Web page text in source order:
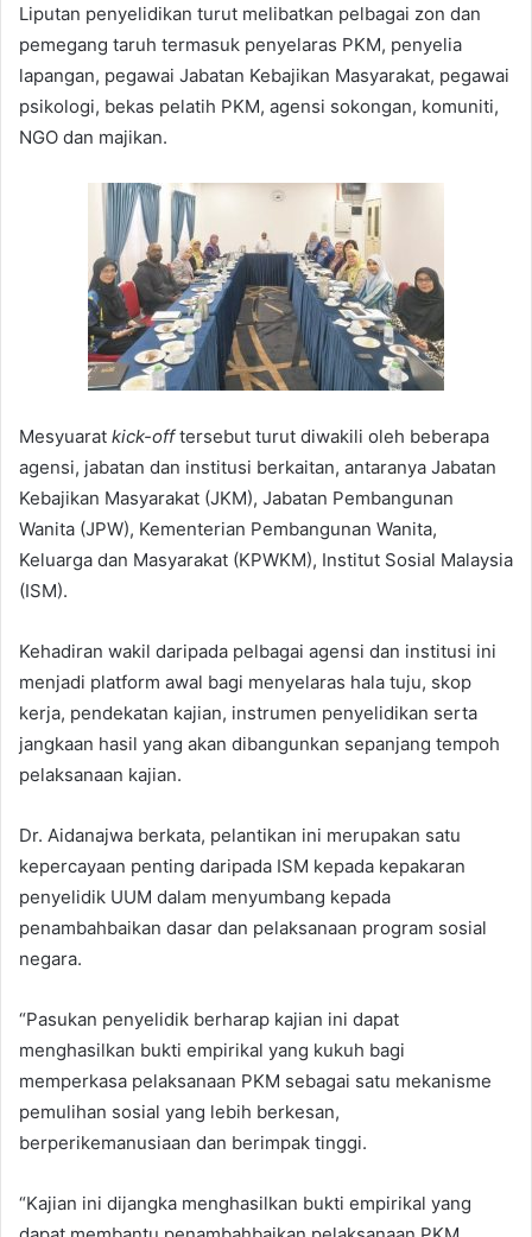
Liputan penyelidikan turut melibatkan pelbagai zon dan
pemegang taruh termasuk penyelaras PKM, penyelia
lapangan, pegawai Jabatan Kebajikan Masyarakat, pegawai
psikologi, bekas pelatih PKM, agensi sokongan, komuniti,
NGO dan majikan.
Mesyuarat kick-offtersebut turut diwakili oleh beberapa
agensi, jabatan dan institusi berkaitan, antaranya Jabatan
Kebajikan Masyarakat (JKM), Jabatan Pembangunan
Wanita (JPW), Kementerian Pembangunan Wanita,
Keluarga dan Masyarakat (KPWKM), Institut Sosial Malaysia
(ISM).
Kehadiran wakil daripada pelbagai agensi dan institusi ini
menjadi platform awal bagi menyelaras hala tuju, skop
kerja, pendekatan kajian, instrumen penyelidikan serta
jangkaan hasil yang akan dibangunkan sepanjang tempoh
pelaksanaan kajian.
Dr. Aidanajwa berkata, pelantikan ini merupakan satu
kepercayaan penting daripada ISM kepada kepakaran
penyelidik UUM dalam menyumbang kepada
penambahbaikan dasar dan pelaksanaan program sosial
negara.
“Pasukan penyelidik berharap kajian ini dapat
menghasilkan bukti empirikal yang kukuh bagi
memperkasa pelaksanaan PKM sebagai satu mekanisme
pemulihan sosial yang lebih berkesan,
berperikemanusiaan dan berimpak tinggi.
“Kajian ini dijangka menghasilkan bukti empirikal yang